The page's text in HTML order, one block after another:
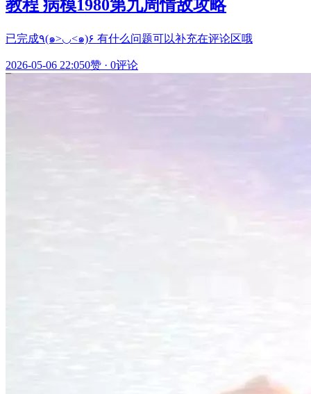
教程 病模1980第九周情敌攻略
已完成٩(๑>◡<๑)۶ 有什么问题可以补充在评论区哦
2026-05-06 22:050赞 · 0评论